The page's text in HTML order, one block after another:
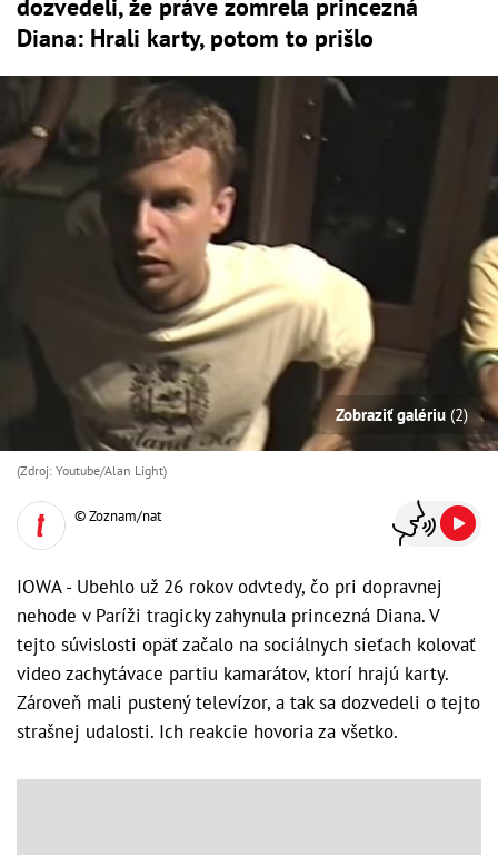
dozvedeli, že práve zomrela princezná
Diana: Hrali karty, potom to prišlo
Zobraziť galériu (2)
(Zdroj: Youtube/Alan Light)
© Zoznam/nat
IOWA - Ubehlo už 26 rokov odvtedy, čo pri dopravnej
nehode v Paríži tragicky zahynula princezná Diana. V
tejto súvislosti opäť začalo na sociálnych sieťach kolovať
video zachytávace partiu kamarátov, ktorí hrajú karty.
Zároveň mali pustený televízor, a tak sa dozvedeli o tejto
strašnej udalosti. Ich reakcie hovoria za všetko.